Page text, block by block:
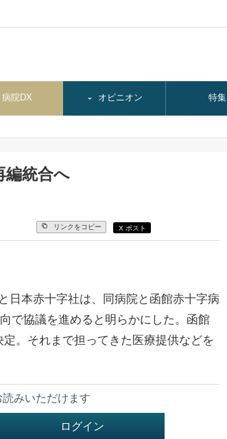
病院DX オピニオン 特集
編統合へ
リンクをコピー X ポスト
本赤十字社は、同病院と函館赤十字病
で協議を進めると明らかにした。函館
。それまで担ってきた医療提供などを
みいただけます
ログイン